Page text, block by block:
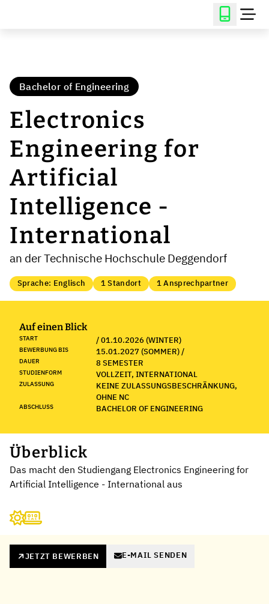
Bachelor of Engineering
Electronics
Engineering for
Artificial
Intelligence -
International
an der Technische Hochschule Deggendorf
Sprache: Englisch 1 Standort 1 Ansprechpartner
Auf einen Blick
START / 01.10.2026 (WINTER)
BEWERBUNG BIS 15.01.2027 (SOMMER) /
DAUER 8 SEMESTER
STUDIENFORM VOLLZEIT, INTERNATIONAL
ZULASSUNG
KEINE ZULASSUNGSBESCHRÄNKUNG,
OHNE NC
ABSCHLUSS BACHELOR OF ENGINEERING
Überblick
Das macht den Studiengang Electronics Engineering for
Artificial Intelligence - International aus
JETZT BEWERBEN E-MAIL SENDEN